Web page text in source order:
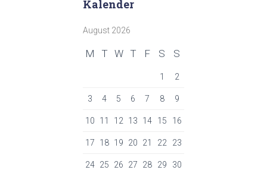
Kalender
August 2026
M T W T F S S
1 2
3 4 5 6 7 8 9
10 11 12 13 14 15 16
17 18 19 20 21 22 23
24 25 26 27 28 29 30